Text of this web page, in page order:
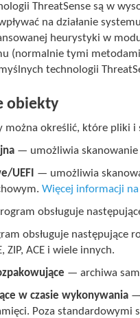
ThreatSense są w
na działanie
heurystyki w
(normalnie tymi
technologii
obiekty
można określić, które pliki
— umożliwia skanowanie
UEFI — umożliwia
Więcej informacji
obsługuje
obsługuje następujące
ZIP, ACE i wiele innych.
— archiwa
w czasie wykonywania —
Poza standardowymi